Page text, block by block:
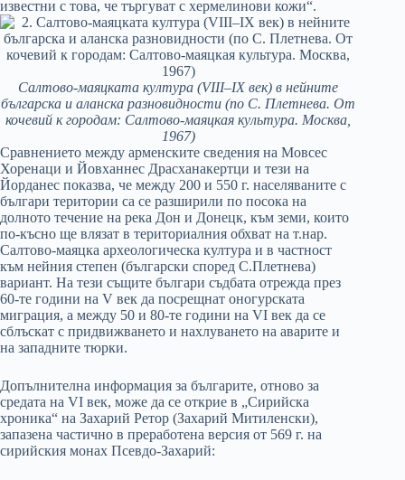
известни с това, че търгуват с хермелинови кожи“.
Салтово-маяцката култура (VIII–IX век) в нейните
българска и аланска разновидности (по С. Плетнева. От
кочевий к городам: Салтово-маяцкая культура. Москва,
1967)
Сравнението между арменските сведения на Мовсес
Хоренаци и Йовханнес Драсханакертци и тези на
Йорданес показва, че между 200 и 550 г. населяваните с
българи територии са се разширили по посока на
долното течение на река Дон и Донецк, към земи, които
по-късно ще влязат в териториалния обхват на т.нар.
Салтово-маяцка археологическа култура и в частност
към нейния степен (български според С.Плетнева)
вариант. На тези същите българи съдбата отрежда през
60-те години на V век да посрещнат оногурската
миграция, а между 50 и 80-те години на VI век да се
сблъскат с придвижването и нахлуването на аварите и
на западните тюрки.
Допълнителна информация за българите, отново за
средата на VI век, може да се открие в „Сирийска
хроника“ на Захарий Ретор (Захарий Митиленски),
запазена частично в преработена версия от 569 г. на
сирийския монах Псевдо-Захарий: